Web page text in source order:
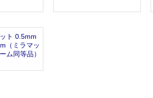
ト 0.5mm
（ミラマッ
ム同等品）